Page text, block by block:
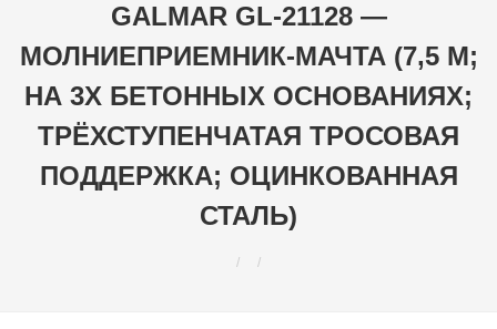
GALMAR GL-21128 —
МОЛНИЕПРИЕМНИК-МАЧТА (7,5 М;
НА 3Х БЕТОННЫХ ОСНОВАНИЯХ;
ТРЁХСТУПЕНЧАТАЯ ТРОСОВАЯ
ПОДДЕРЖКА; ОЦИНКОВАННАЯ
СТАЛЬ)